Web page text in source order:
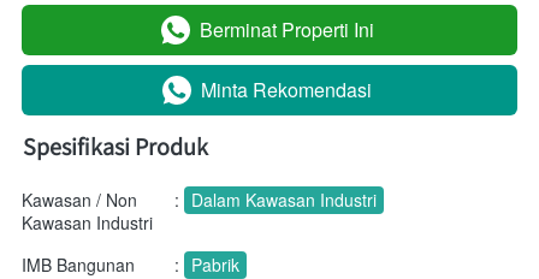
` Berminat Properti Ini
` Minta Rekomendasi
Spesifikasi Produk
Kawasan / Non
Kawasan Industri
: Dalam Kawasan Industri
IMB Bangunan : Pabrik